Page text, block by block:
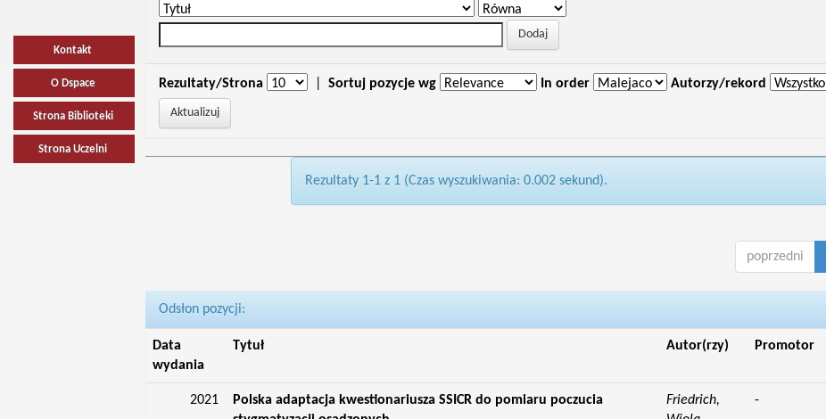
Kontakt
O Dspace
Strona Biblioteki
Strona Uczelni
Rezultaty/Strona Sortuj pozycje wg In order Autorzy/rekord
Rezultaty 1-1 z 1 (Czas wyszukiwania: 0.002 sekund).
poprzedni
Odsłon pozycji:
Data
wydania
Tytuł Autor(rzy) Promotor
2021
Polska adaptacja kwestionariusza SSICR do pomiaru poczucia
Friedrich,
-